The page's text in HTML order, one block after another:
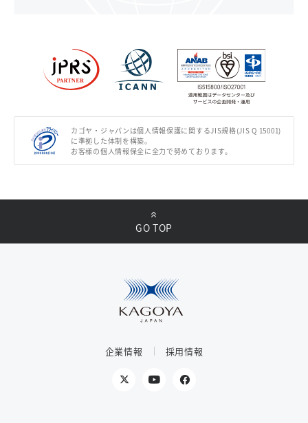
カゴヤ・ジャパンは個人情報保護に関するJIS規格(JIS Q 15001)
に準拠した体制を構築。
お客様の個人情報保全に全力で努めております。
企業情報 採用情報
GO TOP